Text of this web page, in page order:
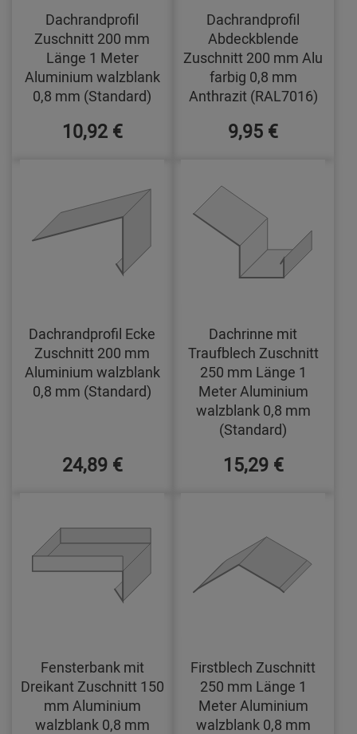
Dachrandprofil
Zuschnitt 200 mm
Länge 1 Meter
Aluminium walzblank
0,8 mm (Standard)
10,92 €
Dachrandprofil
Abdeckblende
Zuschnitt 200 mm Alu
farbig 0,8 mm
Anthrazit (RAL7016)
9,95 €
Dachrandprofil Ecke
Zuschnitt 200 mm
Aluminium walzblank
0,8 mm (Standard)
24,89 €
Dachrinne mit
Traufblech Zuschnitt
250 mm Länge 1
Meter Aluminium
walzblank 0,8 mm
(Standard)
15,29 €
Fensterbank mit
Dreikant Zuschnitt 150
mm Aluminium
walzblank 0,8 mm
Firstblech Zuschnitt
250 mm Länge 1
Meter Aluminium
walzblank 0,8 mm